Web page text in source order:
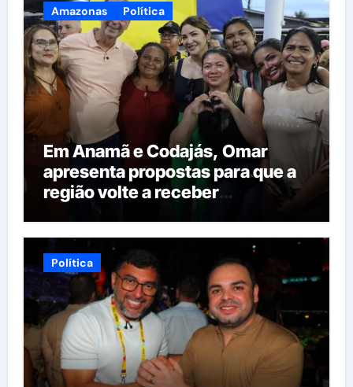
Amazonas Política
Em Anamã e Codajás, Omar
apresenta propostas para que a
região volte a receber
estado
Política